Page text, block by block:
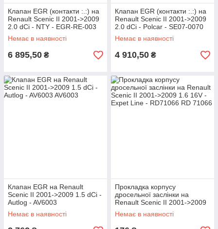
Клапан EGR (контакти :.:) на
Renault Scenic II 2001->2009
2.0 dCi - NTY - EGR-RE-003
Немає в наявності
6 895,50 ₴
Клапан EGR (контакти :.:) на
Renault Scenic II 2001->2009
2.0 dCi - Polcar - SE07-0070
Немає в наявності
4 910,50 ₴
Клапан EGR на Renault
Scenic II 2001->2009 1.5 dCi -
Autlog - AV6003
Немає в наявності
Прокладка корпусу
дросельної заслінки на
Renault Scenic II 2001->2009
1.6 16V - Expet Line -
RD71066
Немає в наявності